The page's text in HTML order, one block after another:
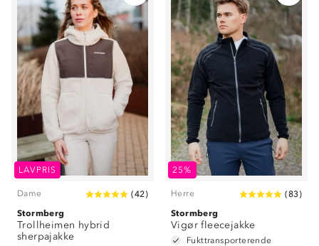
LAVPRIS
Dame (42)
Stormberg
Trollheimen hybrid
sherpajakke
25%
Herre (83)
Stormberg
Vigør fleecejakke
Fukttransporterende